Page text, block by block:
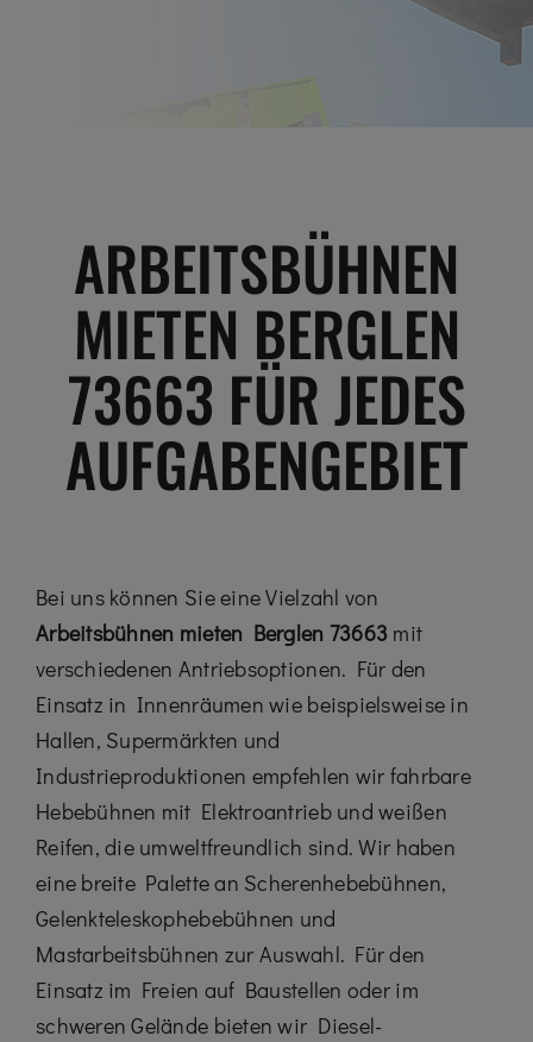
ARBEITSBÜHNEN
MIETEN BERGLEN
73663 FÜR JEDES
AUFGABENGEBIET
Bei uns können Sie eine Vielzahl von
Arbeitsbühnen mieten Berglen 73663 mit
verschiedenen Antriebsoptionen. Für den
Einsatz in Innenräumen wie beispielsweise in
Hallen, Supermärkten und
Industrieproduktionen empfehlen wir fahrbare
Hebebühnen mit Elektroantrieb und weißen
Reifen, die umweltfreundlich sind. Wir haben
eine breite Palette an Scherenhebebühnen,
Gelenkteleskophebebühnen und
Mastarbeitsbühnen zur Auswahl. Für den
Einsatz im Freien auf Baustellen oder im
schweren Gelände bieten wir Diesel-